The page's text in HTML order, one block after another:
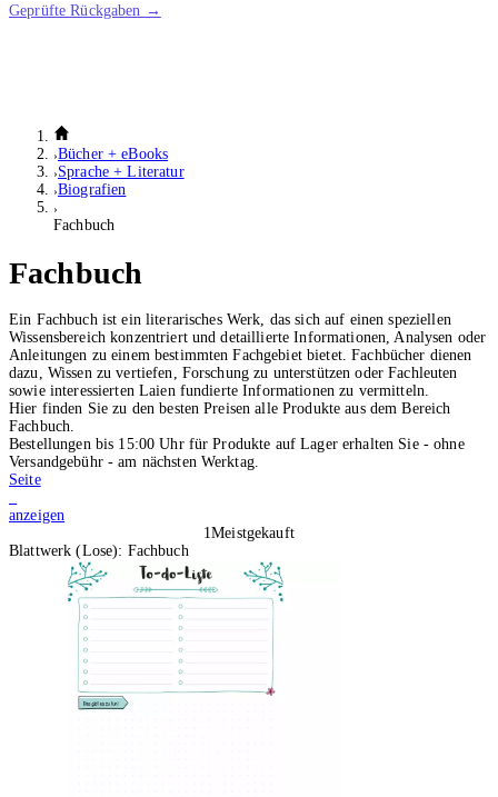
Geprüfte Rückgaben →
Bücher + eBooks
Sprache + Literatur
Biografien
Fachbuch
Fachbuch
Ein Fachbuch ist ein literarisches Werk, das sich auf einen speziellen
Wissensbereich konzentriert und detaillierte Informationen, Analysen oder
Anleitungen zu einem bestimmten Fachgebiet bietet. Fachbücher dienen
dazu, Wissen zu vertiefen, Forschung zu unterstützen oder Fachleuten
sowie interessierten Laien fundierte Informationen zu vermitteln.
Hier finden Sie zu den besten Preisen alle Produkte aus dem Bereich
Fachbuch.
Bestellungen bis 15:00 Uhr für Produkte auf Lager erhalten Sie - ohne
Versandgebühr - am nächsten Werktag.
Seite
anzeigen
1Meistgekauft
Blattwerk (Lose): Fachbuch